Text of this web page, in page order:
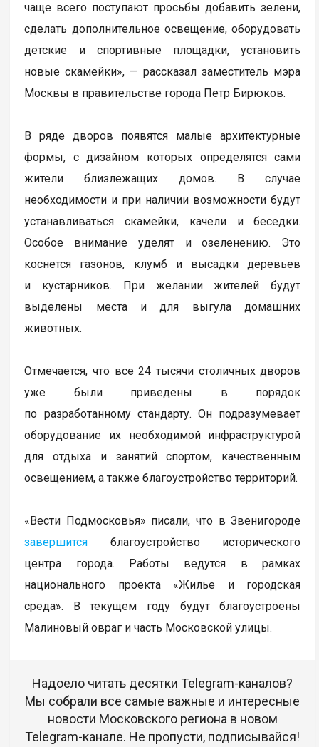
чаще всего поступают просьбы добавить зелени,
сделать дополнительное освещение, оборудовать
детские и спортивные площадки, установить
новые скамейки», — рассказал заместитель мэра
Москвы в правительстве города Петр Бирюков.
В ряде дворов появятся малые архитектурные
формы, с дизайном которых определятся сами
жители близлежащих домов. В случае
необходимости и при наличии возможности будут
устанавливаться скамейки, качели и беседки.
Особое внимание уделят и озеленению. Это
коснется газонов, клумб и высадки деревьев
и кустарников. При желании жителей будут
выделены места и для выгула домашних
животных.
Отмечается, что все 24 тысячи столичных дворов
уже были приведены в порядок
по разработанному стандарту. Он подразумевает
оборудование их необходимой инфраструктурой
для отдыха и занятий спортом, качественным
освещением, а также благоустройство территорий.
«Вести Подмосковья» писали, что в Звенигороде
завершится благоустройство исторического
центра города. Работы ведутся в рамках
национального проекта «Жилье и городская
среда». В текущем году будут благоустроены
Малиновый овраг и часть Московской улицы.
Надоело читать десятки Telegram-каналов?
Мы собрали все самые важные и интересные
новости Московского региона в новом
Telegram-канале. Не пропусти, подписывайся!